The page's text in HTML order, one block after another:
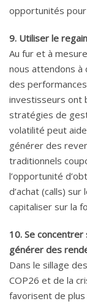
opportunités
9. Utiliser le
Au fur et à
nous attendons à
des
investisseurs ont
stratégies de
volatilité peut
générer des
traditionnels
l’opportunité
d’achat (calls)
capitaliser sur la
10. Se
générer des
Dans le sillage
COP26 et de la
favorisent de